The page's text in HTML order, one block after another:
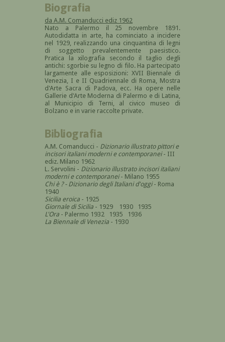
Biografia
da A.M. Comanducci ediz 1962
Nato a Palermo il 25 novembre 1891.
Autodidatta in arte, ha cominciato a incidere
nel 1929, realizzando una cinquantina di legni
di soggetto prevalentemente paesistico.
Pratica la xilografia secondo il taglio degli
antichi: sgorbie su legno di filo. Ha partecipato
largamente alle esposizioni: XVII Biennale di
Venezia, I e II Quadriennale di Roma, Mostra
d'Arte Sacra di Padova, ecc. Ha opere nelle
Gallerie d'Arte Moderna di Palermo e di Latina,
al Municipio di Terni, al civico museo di
Bolzano e in varie raccolte private.
Bibliografia
A.M. Comanducci - Dizionario illustrato pittori e
incisori italiani moderni e contemporanei- III
ediz. Milano 1962
L. Servolini - Dizionario illustrato incisori italiani
moderni e contemporanei- Milano 1955
Chi è ? - Dizionario degli Italiani d'oggi- Roma
1940
Sicilia eroica - 1925
Giornale di Sicilia - 1929 1930 1935
L'Ora - Palermo 1932 1935 1936
La Biennale di Venezia - 1930